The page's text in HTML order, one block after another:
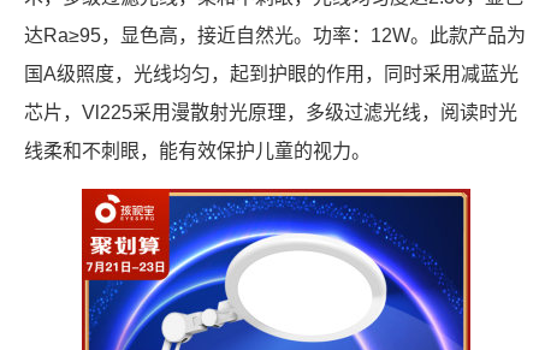
达Ra≥95，显色高，接近自然光。功率：12W。此款产品为
国A级照度，光线均匀，起到护眼的作用，同时采用减蓝光
芯片，Vl225采用漫散射光原理，多级过滤光线，阅读时光
线柔和不刺眼，能有效保护儿童的视力。